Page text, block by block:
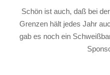
Schön ist auch, daß bei
Grenzen hält jedes Jahr
gab es noch ein